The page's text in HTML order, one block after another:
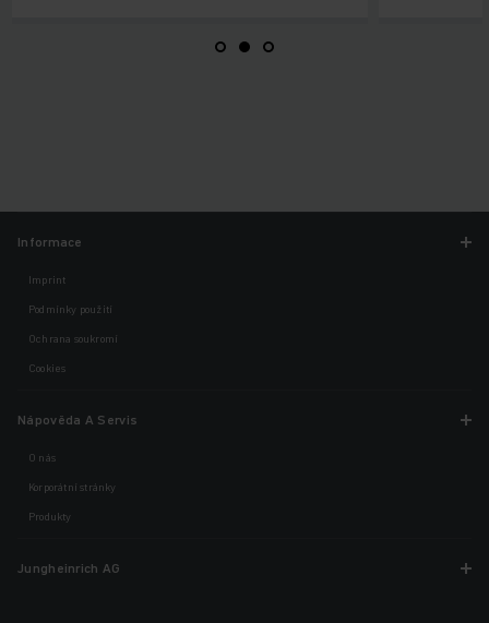
Informace
Imprint
Podmínky použití
Ochrana soukromí
Cookies
Nápověda A Servis
O nás
Korporátní stránky
Produkty
Jungheinrich AG